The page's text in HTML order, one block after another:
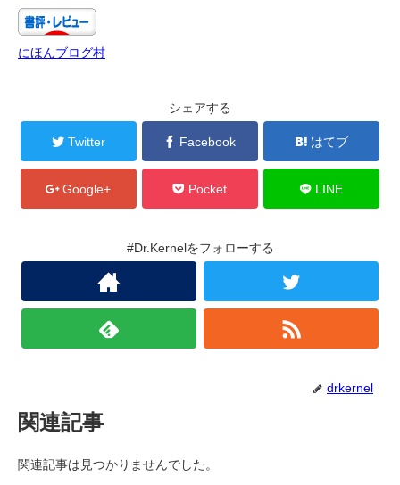
にほんブログ村
シェアする
Twitter Facebook はてブ
Google+ Pocket LINE
#Dr.Kernelをフォローする
drkernel
関連記事
関連記事は見つかりませんでした。